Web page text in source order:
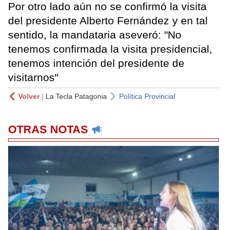
Por otro lado aún no se confirmó la visita
del presidente Alberto Fernández y en tal
sentido, la mandataria aseveró: "No
tenemos confirmada la visita presidencial,
tenemos intención del presidente de
visitarnos"
Volver| La Tecla Patagonia Política Provincial
OTRAS NOTAS